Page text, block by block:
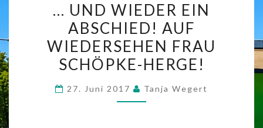
UND
WIEDER
EIN
ABSCHIED!
WIEDERSEHEN
… UND WIEDER EIN
ABSCHIED! AUF
WIEDERSEHEN FRAU
SCHÖPKE-HERGE!
27. Juni 2017 Tanja Wegert